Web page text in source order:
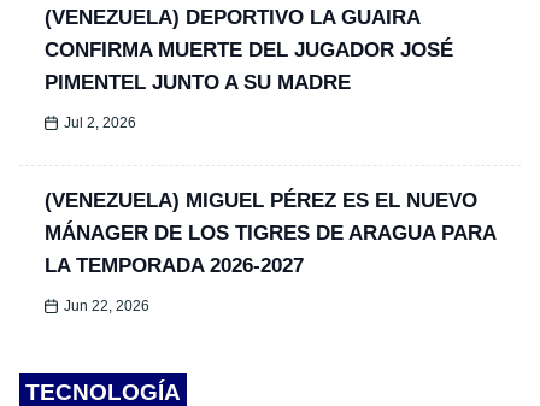
(VENEZUELA) DEPORTIVO LA GUAIRA
CONFIRMA MUERTE DEL JUGADOR JOSÉ
PIMENTEL JUNTO A SU MADRE
Jul 2, 2026
(VENEZUELA) MIGUEL PÉREZ ES EL NUEVO
MÁNAGER DE LOS TIGRES DE ARAGUA PARA
LA TEMPORADA 2026-2027
Jun 22, 2026
TECNOLOGÍA